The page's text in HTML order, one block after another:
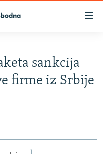
sankcija
firme iz Srbije